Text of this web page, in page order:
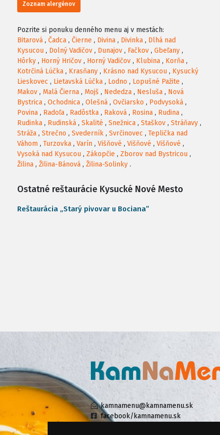
Zoznam alergénov
Pozrite si ponuku denného menu aj v mestách:
Bitarová , Čadca , Čierne , Divina , Divinka , Dlhá nad
Kysucou , Dolný Vadičov , Dunajov , Fačkov , Gbeľany ,
Hôrky , Horný Hričov , Horný Vadičov , Klubina , Korňa ,
Kotrčiná Lúčka , Krasňany , Krásno nad Kysucou , Kysucký
Lieskovec , Lietavská Lúčka , Lodno , Lopušné Pažite ,
Makov , Malá Čierna , Mojš , Nededza , Nesluša , Nová
Bystrica , Ochodnica , Olešná , Ovčiarsko , Podvysoká ,
Povina , Radoľa , Radôstka , Raková , Rosina , Rudina ,
Rudinka , Rudinská , Skalité , Snežnica , Staškov , Stráňavy ,
Stráža , Strečno , Svederník , Svrčinovec , Teplička nad
Váhom , Turzovka , Varín , Višňové , Višňové , Višňové ,
Vysoká nad Kysucou , Zákopčie , Zborov nad Bystricou ,
Žilina , Žilina-Bánová , Žilina-Solinky .
Ostatné reštaurácie Kysucké Nové Mesto
Reštaurácia „Starý pivovar u Bociana”
kamnamenu@kamnamenu.sk
facebook/kamnamenu.sk